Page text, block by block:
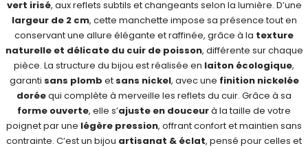
vert irisé, aux reflets subtils et changeants selon la lumière. D’une
largeur de 2 cm, cette manchette impose sa présence tout en
conservant une allure élégante et raffinée, grâce à la texture
naturelle et délicate du cuir de poisson, différente sur chaque
pièce. La structure du bijou est réalisée en laiton écologique,
garanti sans plomb et sans nickel, avec une finition nickelée
doréequi complète à merveille les reflets du cuir. Grâce à sa
forme ouverte, elle s’ajuste en douceurà la taille de votre
poignet par une légère pression, offrant confort et maintien sans
contrainte. C’est un bijou artisanat & éclat, pensé pour celles et